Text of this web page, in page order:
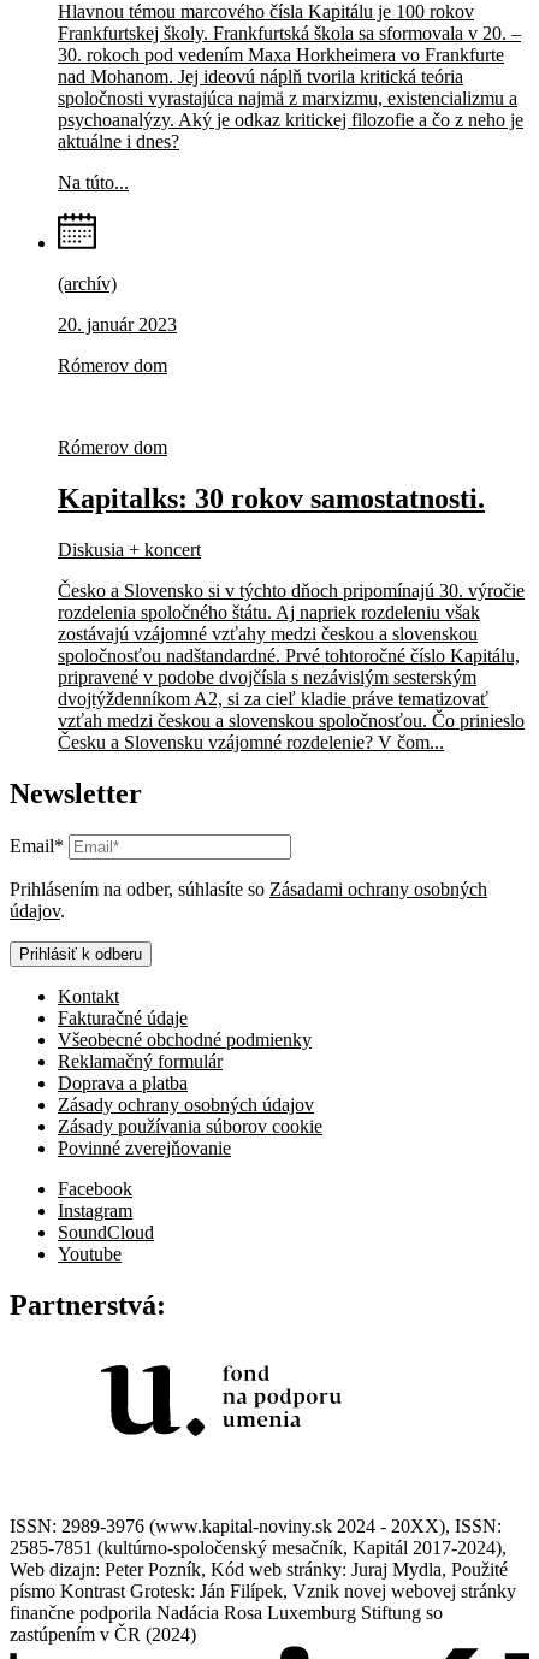
Hlavnou témou marcového čísla Kapitálu je 100 rokov
Frankfurtskej školy. Frankfurtská škola sa sformovala v 20. –
30. rokoch pod vedením Maxa Horkheimera vo Frankfurte
nad Mohanom. Jej ideovú náplň tvorila kritická teória
spoločnosti vyrastajúca najmä z marxizmu, existencializmu a
psychoanalýzy. Aký je odkaz kritickej filozofie a čo z neho je
aktuálne i dnes?
Na túto...
(archív)
20. január 2023
Rómerov dom
Rómerov dom
Kapitalks: 30 rokov samostatnosti.
Diskusia + koncert
Česko a Slovensko si v týchto dňoch pripomínajú 30. výročie
rozdelenia spoločného štátu. Aj napriek rozdeleniu však
zostávajú vzájomné vzťahy medzi českou a slovenskou
spoločnosťou nadštandardné. Prvé tohtoročné číslo Kapitálu,
pripravené v podobe dvojčísla s nezávislým sesterským
dvojtýždenníkom A2, si za cieľ kladie práve tematizovať
vzťah medzi českou a slovenskou spoločnosťou. Čo prinieslo
Česku a Slovensku vzájomné rozdelenie? V čom...
Newsletter
Email*
Prihlásením na odber, súhlasíte so Zásadami ochrany osobných
údajov.
Prihlásiť k odberu
Kontakt
Fakturačné údaje
Všeobecné obchodné podmienky
Reklamačný formulár
Doprava a platba
Zásady ochrany osobných údajov
Zásady používania súborov cookie
Povinné zverejňovanie
Facebook
Instagram
SoundCloud
Youtube
Partnerstvá:
ISSN: 2989-3976 (www.kapital-noviny.sk 2024 - 20XX), ISSN:
2585-7851 (kultúrno-spoločenský mesačník, Kapitál 2017-2024),
Web dizajn: Peter Pozník, Kód web stránky: Juraj Mydla, Použité
písmo Kontrast Grotesk: Ján Filípek, Vznik novej webovej stránky
finančne podporila Nadácia Rosa Luxemburg Stiftung so
zastúpením v ČR (2024)